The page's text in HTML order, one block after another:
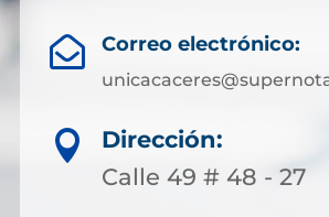
 Correo electrónico:

Dirección:
Calle 49 # 48 - 27